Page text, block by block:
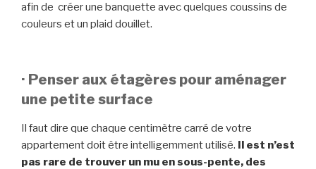
afin de créer une banquette avec quelques coussins de
couleurs et un plaid douillet.
· Penser aux étagères pour aménager
une petite surface
Il faut dire que chaque centimètre carré de votre
appartement doit être intelligemment utilisé. Il est n’est
pas rare de trouver un mu en sous-pente, des